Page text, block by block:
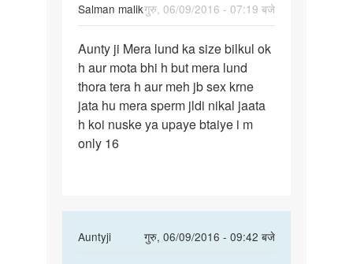
Salman malikगुरु, 06/09/2016 - 07:19 बजे
Aunty
ji
Aunty ji Mera lund ka size bilkul ok
h aur mota bhi h but mera lund
thora tera h aur meh jb sex krne
jata hu mera sperm jldi nikal jaata
h koi nuske ya upaye btaiye i m
only 16
Auntyji
गुरु, 06/09/2016 - 09:42 बजे
In